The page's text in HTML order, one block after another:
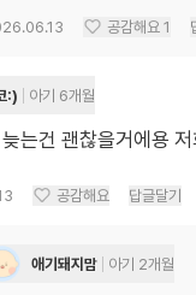
공감해요 1
:) 아기 6개월
는건 괜찮을거에용
공감해요 답글달기
애기돼지맘 아기 2개월